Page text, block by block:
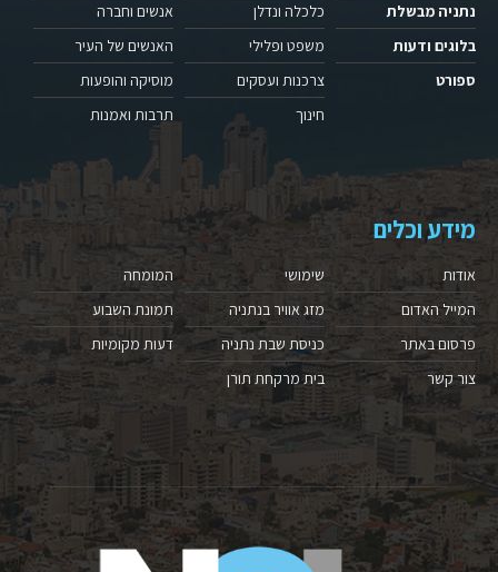
נתניה מבשלת
בלוגים ודעות
ספורט
כלכלה ונדלן
משפט ופלילי
צרכנות ועסקים
חינוך
אנשים וחברה
האנשים של העיר
מוסיקה והופעות
תרבות ואמנות
מידע וכלים
אודות
המייל האדום
פרסום באתר
צור קשר
שימושי
מזג אוויר בנתניה
כניסת שבת נתניה
בית מרקחת תורן
המומחה
תמונת השבוע
דעות מקומיות